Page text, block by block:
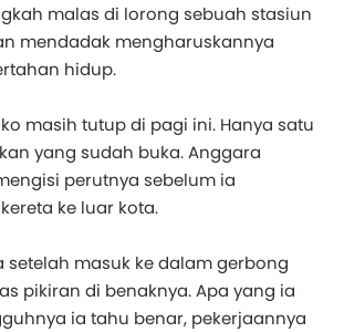
malas di lorong sebuah stasiun
mendadak mengharuskannya
hidup.
masih tutup di pagi ini. Hanya satu
yang sudah buka. Anggara
perutnya sebelum ia
ke luar kota.
setelah masuk ke dalam gerbong
pikiran di benaknya. Apa yang ia
ia tahu benar, pekerjaannya